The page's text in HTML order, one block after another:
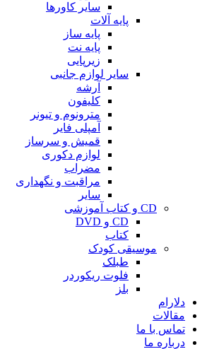
سایر کاورها
پایه آلات
پایه ساز
پایه نت
زیرپایی
سایر لوازم جانبی
آرشه
کلیفون
مترونوم و تیونر
آمپلی فایر
قمیش و سرساز
لوازم دکوری
مضراب
مراقبت و نگهداری
سایر
CD و کتاب آموزشی
CD و DVD
کتاب
موسیقی کودک
طبلک
فلوت ریکوردر
بلز
دلارام
مقالات
تماس با ما
درباره ما